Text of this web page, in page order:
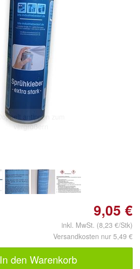
Doppelt antippen zum
vergrößern
9,05 €
inkl. MwSt. (8,23 €/Stk)
Versandkosten nur 5,49 €
In den Warenkorb